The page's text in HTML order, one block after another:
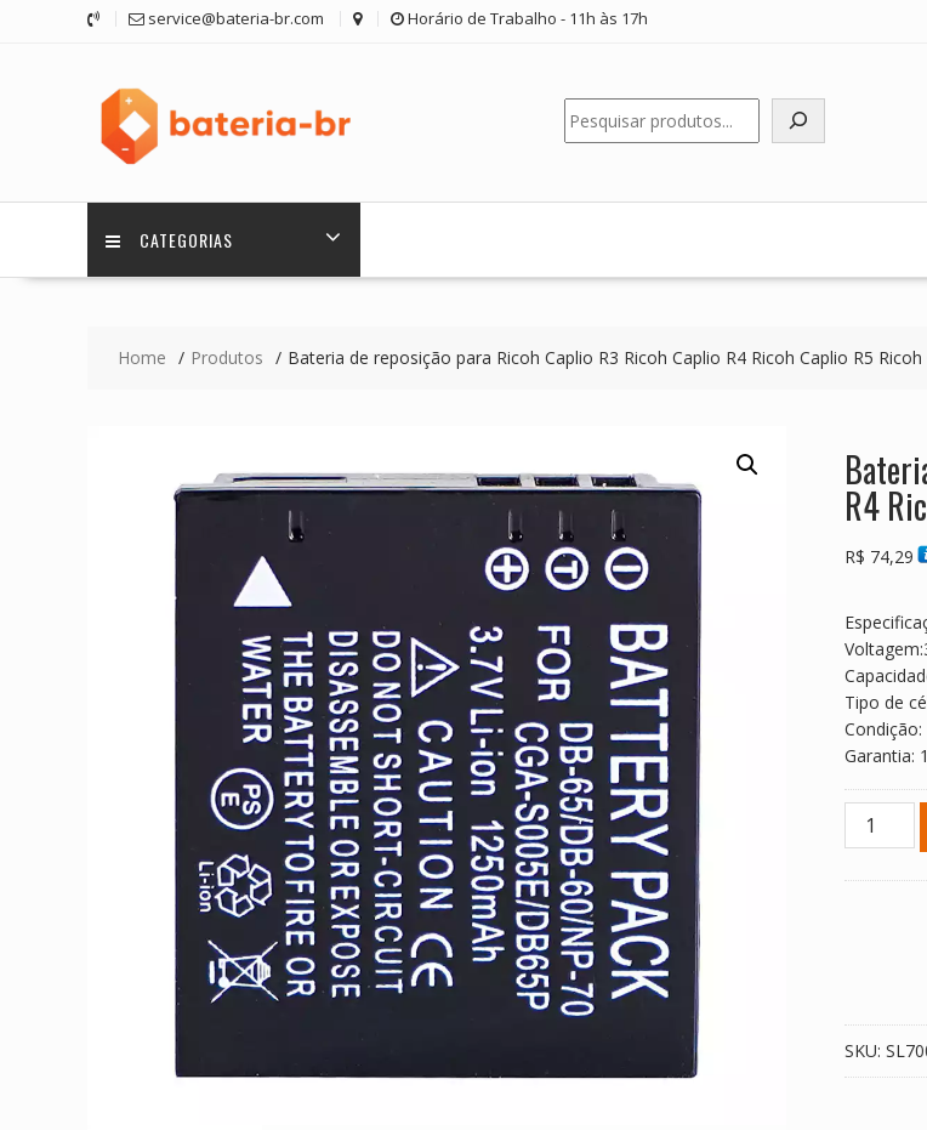
service@bateria-br.com Horário de Trabalho - 11h às 17h
Pesquisar
CATEGORIAS
Home Produtos Bateria de reposição para Ricoh Caplio R3 Ricoh Caplio R4 Ricoh Caplio R5 Ricoh
R4
R$ 74,29
Tipo de
Garantia:
Bateria
Caplio
R4
Ricoh
SKU: